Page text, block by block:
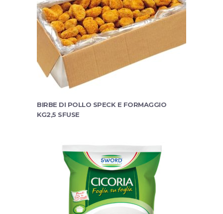
BIRBE DI POLLO SPECK E FORMAGGIO
KG2,5 SFUSE